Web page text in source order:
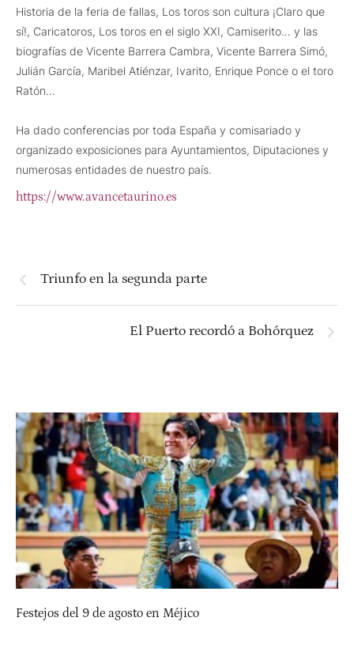
Historia de la feria de fallas, Los toros son cultura ¡Claro que
sí!, Caricatoros, Los toros en el siglo XXI, Camiserito… y las
biografías de Vicente Barrera Cambra, Vicente Barrera Simó,
Julián García, Maribel Atiénzar, Ivarito, Enrique Ponce o el toro
Ratón…
Ha dado conferencias por toda España y comisariado y
organizado exposiciones para Ayuntamientos, Diputaciones y
numerosas entidades de nuestro país.
https://www.avancetaurino.es
Triunfo en la segunda parte
El Puerto recordó a Bohórquez
Festejos del 9 de agosto en Méjico